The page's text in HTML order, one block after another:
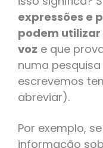
expressões e
podem utilizar
voz e que
numa
escrevemos
abreviar).
Por exemplo,
informação